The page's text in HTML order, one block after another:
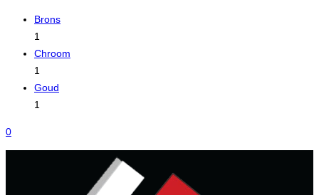
Brons
1
Chroom
1
Goud
1
0